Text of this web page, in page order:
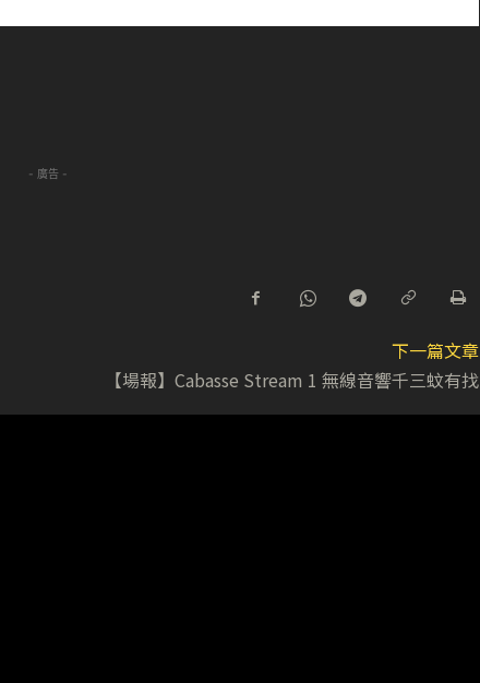
- 廣告 -
下一篇文章
【場報】Cabasse Stream 1 無線音響千三蚊有找